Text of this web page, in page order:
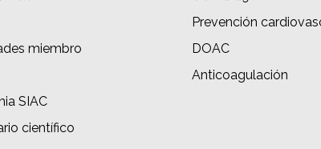
miembro
SIAC
científico
Prevención
DOAC
Anticoagulación